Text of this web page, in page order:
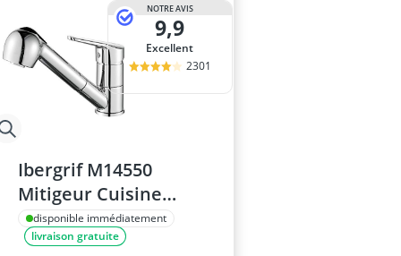
NOTRE AVIS
9,9
Excellent
2301
Ibergrif M14550
Mitigeur Cuisine
Chromé
disponible immédiatement
livraison gratuite